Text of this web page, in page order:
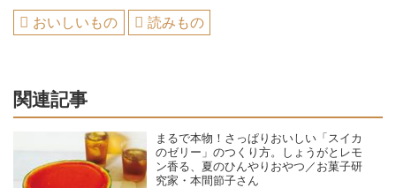
おいしいもの 読みもの
関連記事
まるで本物！さっぱりおいしい「スイカ
のゼリー」のつくり方。しょうがとレモ
ン香る、夏のひんやりおやつ／お菓子研
究家・本間節子さん